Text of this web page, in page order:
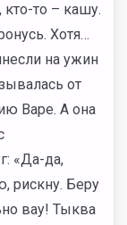
кто-то – кашу.
Хотя…
на ужин
от
Варе. А она
«Да-да,
рискну. Беру
вау! Тыква